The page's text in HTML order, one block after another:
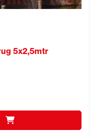
5x2,5mtr